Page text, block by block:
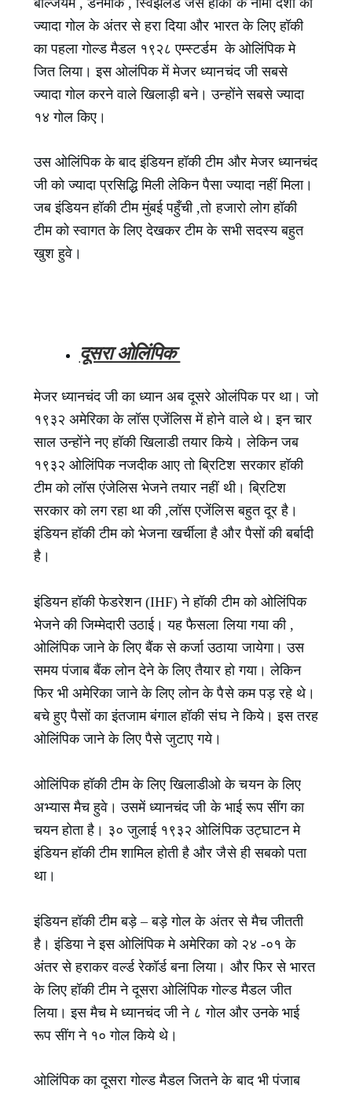
ज्यादा गोल के अंतर से हरा दिया और भारत के लिए हॉकी
का पहला गोल्ड मैडल १९२८ एम्स्टर्डम के ओलिंपिक मे
जित लिया। इस ओलंपिक में मेजर ध्यानचंद जी सबसे
ज्यादा गोल करने वाले खिलाड़ी बने। उन्होंने सबसे ज्यादा
१४ गोल किए।
उस ओलिंपिक के बाद इंडियन हॉकी टीम और मेजर ध्यानचंद
जी को ज्यादा प्रसिद्धि मिली लेकिन पैसा ज्यादा नहीं मिला।
जब इंडियन हॉकी टीम मुंबई पहुँची ,तो हजारो लोग हॉकी
टीम को स्वागत के लिए देखकर टीम के सभी सदस्य बहुत
खुश हुवे।
दूसरा ओलिंपिक
मेजर ध्यानचंद जी का ध्यान अब दूसरे ओलंपिक पर था। जो
१९३२ अमेरिका के लॉस एजेंलिस में होने वाले थे। इन चार
साल उन्होंने नए हॉकी खिलाडी तयार किये। लेकिन जब
१९३२ ओलिंपिक नजदीक आए तो ब्रिटिश सरकार हॉकी
टीम को लॉस एंजेलिस भेजने तयार नहीं थी। ब्रिटिश
सरकार को लग रहा था की ,लॉस एजेंलिस बहुत दूर है।
इंडियन हॉकी टीम को भेजना खर्चीला है और पैसों की बर्बादी
है।
इंडियन हॉकी फेडरेशन (IHF) ने हॉकी टीम को ओलिंपिक
भेजने की जिम्मेदारी उठाई। यह फैसला लिया गया की ,
ओलिंपिक जाने के लिए बैंक से कर्जा उठाया जायेगा। उस
समय पंजाब बैंक लोन देने के लिए तैयार हो गया। लेकिन
फिर भी अमेरिका जाने के लिए लोन के पैसे कम पड़ रहे थे।
बचे हुए पैसों का इंतजाम बंगाल हॉकी संघ ने किये। इस तरह
ओलिंपिक जाने के लिए पैसे जुटाए गये।
ओलिंपिक हॉकी टीम के लिए खिलाडीओ के चयन के लिए
अभ्यास मैच हुवे। उसमें ध्यानचंद जी के भाई रूप सींग का
चयन होता है। ३० जुलाई १९३२ ओलिंपिक उट्घाटन मे
इंडियन हॉकी टीम शामिल होती है और जैसे ही सबको पता
था।
इंडियन हॉकी टीम बड़े – बड़े गोल के अंतर से मैच जीतती
है। इंडिया ने इस ओलिंपिक मे अमेरिका को २४ -०१ के
अंतर से हराकर वर्ल्ड रेकॉर्ड बना लिया। और फिर से भारत
के लिए हॉकी टीम ने दूसरा ओलिंपिक गोल्ड मैडल जीत
लिया। इस मैच मे ध्यानचंद जी ने ८ गोल और उनके भाई
रूप सींग ने १० गोल किये थे।
ओलिंपिक का दूसरा गोल्ड मैडल जितने के बाद भी पंजाब